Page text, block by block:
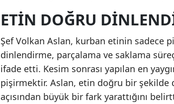
ETIN DOĞRU
Şef Volkan Aslan, kurban etinin sadece
dinlendirme, parçalama ve saklama
ifade etti. Kesim sonrası yapılan en
pişirmektir. Aslan, etin doğru bir
açısından büyük bir fark yarattığını